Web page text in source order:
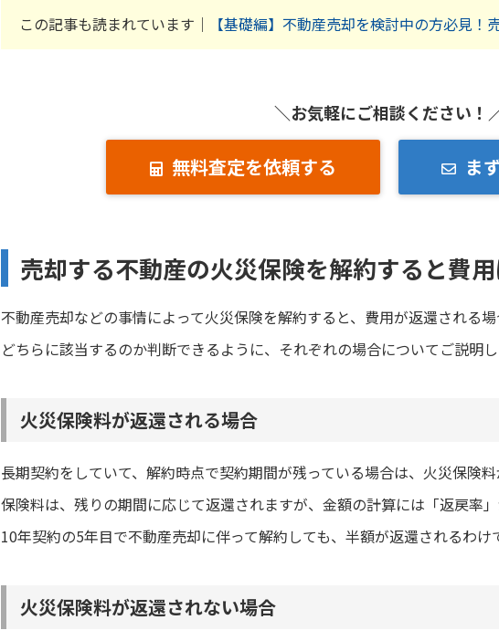
この記事も読まれています｜ 【基礎編】不動産売却を検討中の方必見！
＼お気軽にご相談ください！
無料査定を依頼する ま
売却する不動産の火災保険を解約すると費
不動産売却などの事情によって火災保険を解約すると、費用が返還される場
どちらに該当するのか判断できるように、それぞれの場合についてご説明し
火災保険料が返還される場合
長期契約をしていて、解約時点で契約期間が残っている場合は、火災保険料
保険料は、残りの期間に応じて返還されますが、金額の計算には「返戻率」
10年契約の5年目で不動産売却に伴って解約しても、半額が返還されるわけ
火災保険料が返還されない場合